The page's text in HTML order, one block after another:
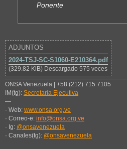
Ponente
ADJUNTOS
2024-TSJ-SC-S1060-E210364.pdf
(329.82 KiB) Descargado 575 veces
ONSA Venezuela | +58 (212) 715 7105
IM(tg): Secretaría Ejecutiva
—
· Web: www.onsa.org.ve
· Correo-e: info@onsa.org.ve
· Ig: @onsavenezuela
· Canales(tg): @onsavenezuela